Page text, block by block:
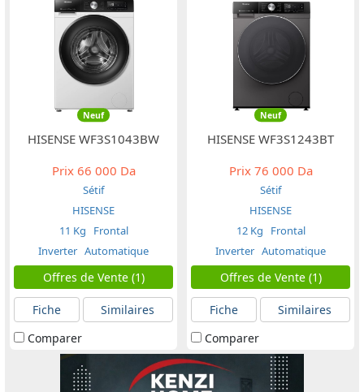
Neuf
HISENSE WF3S1043BW
Prix66 000 Da
Sétif
HISENSE
11 Kg
Frontal
Inverter Automatique
Offres de Vente (1)
Fiche
Similaires
Comparer
Neuf
HISENSE WF3S1243BT
Prix76 000 Da
Sétif
HISENSE
12 Kg
Frontal
Inverter Automatique
Offres de Vente (1)
Fiche
Similaires
Comparer